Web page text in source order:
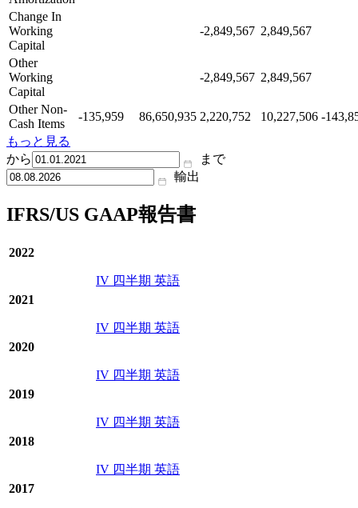
Change In
Working
Capital
-2,849,567 2,849,567
Other
Working
Capital
-2,849,567 2,849,567
Other Non-
Cash Items
-135,959 86,650,935 2,220,752 10,227,506 -
もっと見る
から
まで
輸出
IFRS/US GAAP報告書
2022
IV 四半期 英語
2021
IV 四半期 英語
2020
IV 四半期 英語
2019
IV 四半期 英語
2018
IV 四半期 英語
2017